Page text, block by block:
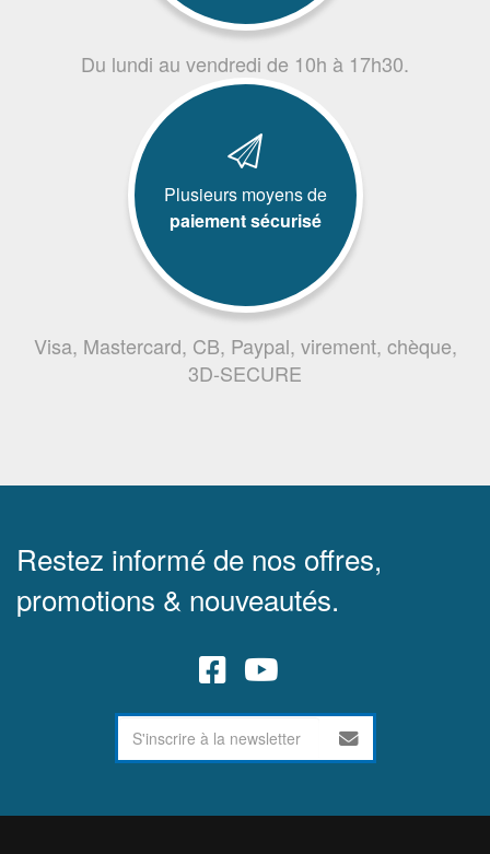
Du lundi au vendredi de 10h à 17h30.
Plusieurs moyens de
paiement sécurisé
Visa, Mastercard, CB, Paypal, virement, chèque,
3D-SECURE
Restez informé de nos offres,
promotions & nouveautés.